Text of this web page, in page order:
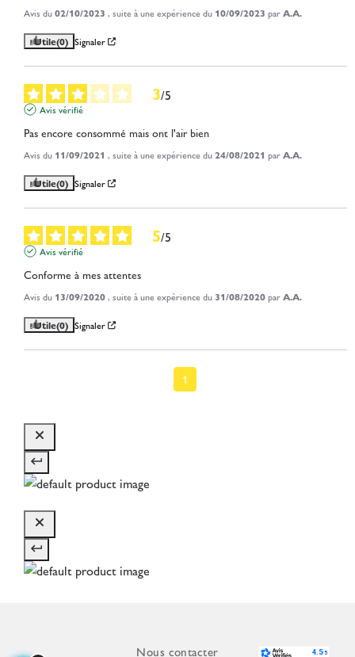
Avis du02/10/2023 , suite à une expérience du 10/09/2023 parA.A.
Utile(0) Signaler
3/5
Avis vérifié
Pas encore consommé mais ont l'air bien
Avis du 11/09/2021 , suite à une expérience du24/08/2021 parA.A.
Utile(0) Signaler
5/5
Avis vérifié
Conforme à mes attentes
Avis du 13/09/2020, suite à une expérience du 31/08/2020parA.A.
Utile(0) Signaler
1
Nous contacter